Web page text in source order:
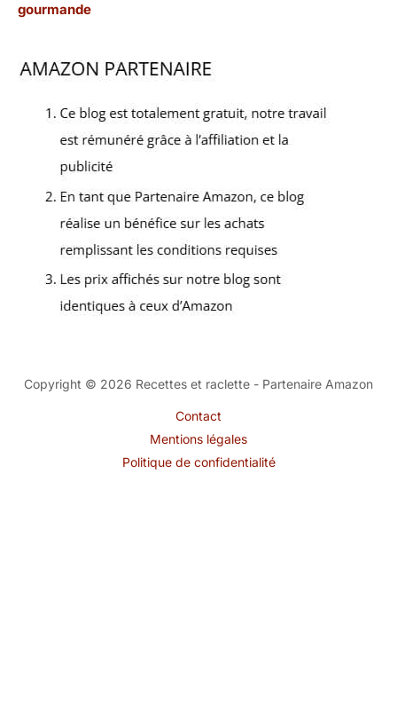
gourmande
Copyright © 2026 Recettes et raclette - Partenaire Amazon
Contact
Mentions légales
Politique de confidentialité